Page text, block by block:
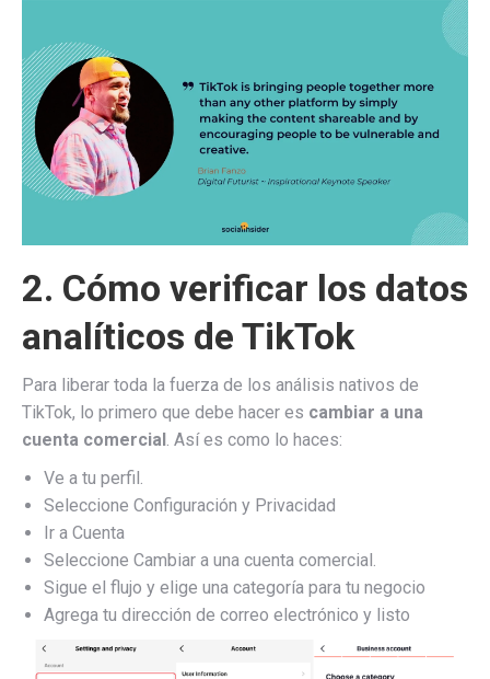
2. Cómo verificar los datos
analíticos de TikTok
Para liberar toda la fuerza de los análisis nativos de
TikTok, lo primero que debe hacer es cambiar a una
cuenta comercial . Así es como lo haces:
Ve a tu perfil.
Seleccione Configuración y Privacidad
Ir a Cuenta
Seleccione Cambiar a una cuenta comercial.
Sigue el flujo y elige una categoría para tu negocio
Agrega tu dirección de correo electrónico y listo